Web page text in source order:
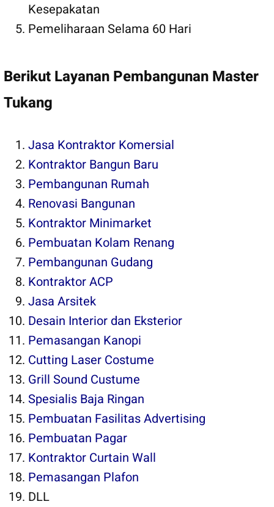
Kesepakatan
Pemeliharaan Selama 60 Hari
Berikut Layanan Pembangunan Master
Tukang
Jasa Kontraktor Komersial
Kontraktor Bangun Baru
Pembangunan Rumah
Renovasi Bangunan
Kontraktor Minimarket
Pembuatan Kolam Renang
Pembangunan Gudang
Kontraktor ACP
Jasa Arsitek
Desain Interior dan Eksterior
Pemasangan Kanopi
Cutting Laser Costume
Grill Sound Custume
Spesialis Baja Ringan
Pembuatan Fasilitas Advertising
Pembuatan Pagar
Kontraktor Curtain Wall
Pemasangan Plafon
DLL